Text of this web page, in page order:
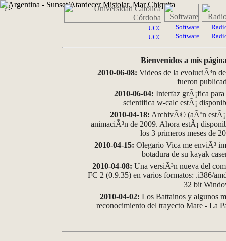
?>
UCC
UCC
Software
Software
Bienvenidos a mis
2010-06-08: Videos de la evoluciÃ³n
fueron
2010-06-04: Interfaz grÃ¡fica
scientifica w-calc estÃ¡
2010-04-18: ArchivÃ© (aÃºn
animaciÃ³n de 2009. Ahora estÃ¡
los 3 primeros meses de
2010-04-15: Olegario Vica me enviÃ³
botadura de su kayak
2010-04-08: Una versiÃ³n nueva del
FC 2 (0.9.35) en varios formatos: .i386/
32 bit
2010-04-02: Los Battainos y algunos
reconocimiento del trayecto Mare - La